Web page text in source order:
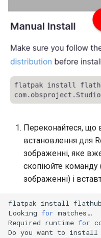
Переконайтеся, що
встановлення для
зображенні, яке
скопіюйте
зображенні) і
flatpak install flathub
Looking for matches…
Required runtime for
Do you want to install